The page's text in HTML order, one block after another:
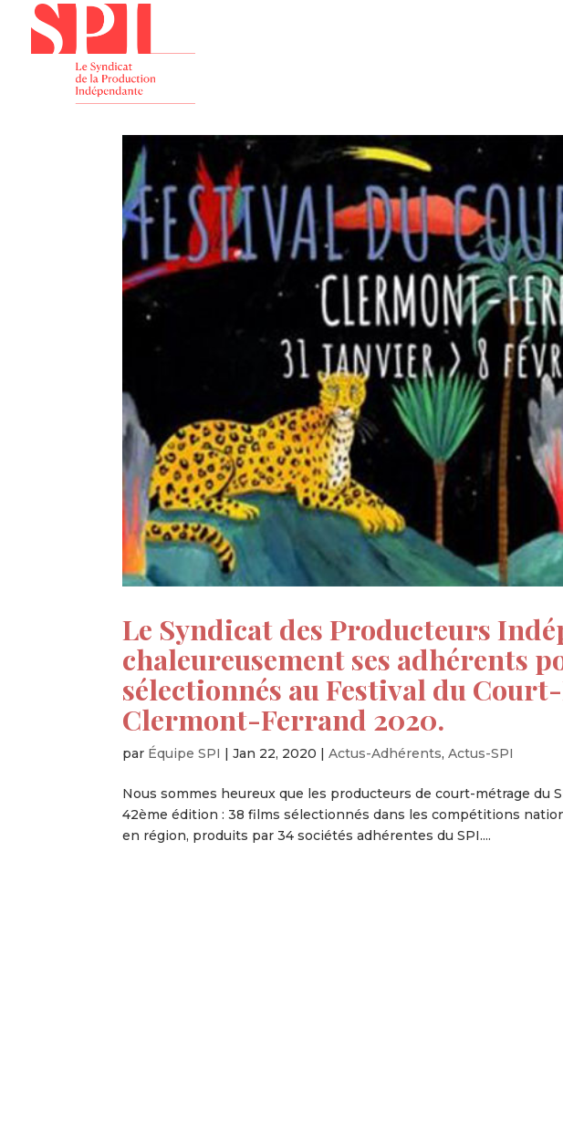
Le Syndicat des Producteurs
chaleureusement ses adhérents
sélectionnés au Festival du
Clermont-Ferrand 2020.
par Équipe SPI |Jan 22, 2020 |Actus-Adhérents,Actus-SPI
Nous sommes heureux que les producteurs de court-métrage du
42ème édition : 38 films sélectionnés dans les compétitions
en région, produits par 34 sociétés adhérentes du SPI....